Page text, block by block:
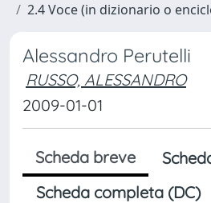
2.4 Voce (in dizionario o
Alessandro Perutelli
RUSSO, ALESSANDRO
2009-01-01
Scheda breve
Scheda completa (DC)